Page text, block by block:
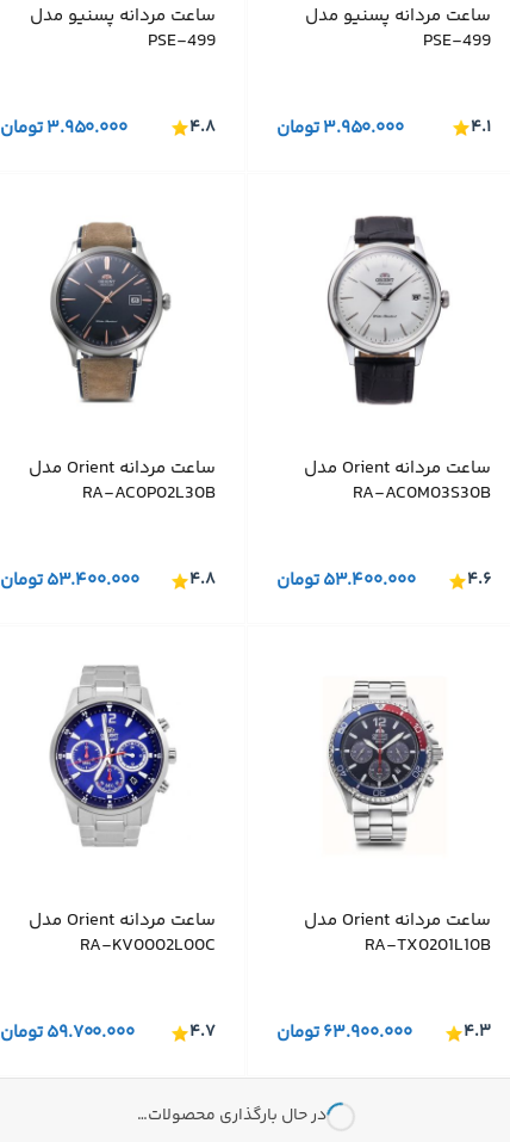
ساعت مردانه پسنیو مدل
PSE-499
۳.۹۵۰.۰۰۰تومان ۴.۱
ساعت مردانه پسنیو مدل
PSE-499
۳.۹۵۰.۰۰۰تومان ۴.۸
ساعت مردانه Orient مدل
RA-AC0M03S30B
۵۳.۴۰۰.۰۰۰تومان ۴.۶
ساعت مردانه Orient مدل
RA-AC0P02L30B
۵۳.۴۰۰.۰۰۰تومان ۴.۸
ساعت مردانه Orient مدل
RA-TX0201L10B
۶۳.۹۰۰.۰۰۰تومان ۴.۳
ساعت مردانه Orient مدل
RA-KV0002L00C
۵۹.۷۰۰.۰۰۰تومان ۴.۷